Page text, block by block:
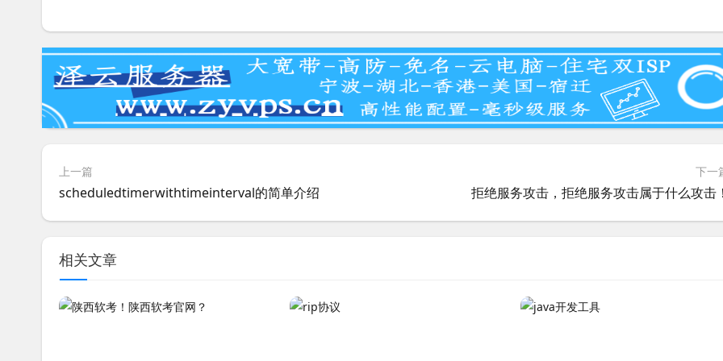
上一篇
scheduledtimerwithtimeinterval的简单介绍
下一
拒绝服务攻击，拒绝服务攻击属于什么攻击
相关文章